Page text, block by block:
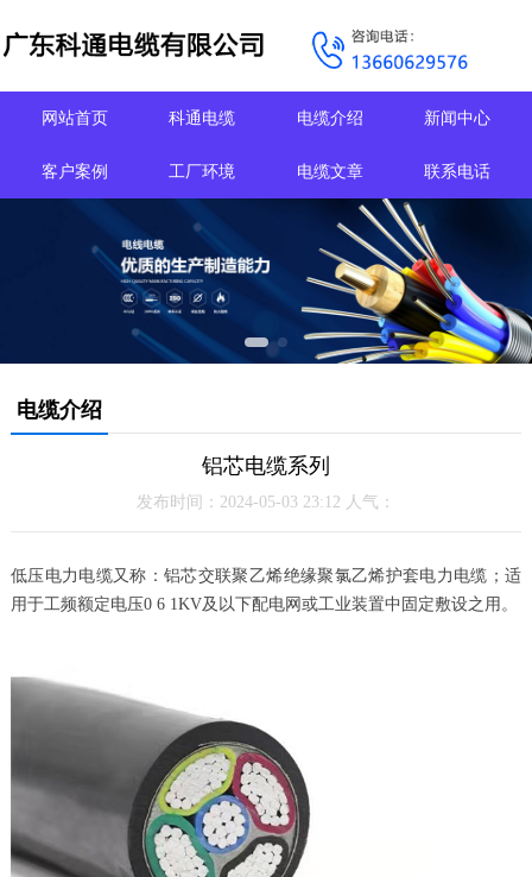
网站首页 科通电缆 电缆介绍 新闻中心
客户案例 工厂环境 电缆文章 联系电话
电缆介绍
铝芯电缆系列
发布时间：2024-05-03 23:12 人气：
低压电力电缆又称：铝芯交联聚乙烯绝缘聚氯乙烯护套电力电缆；适
用于工频额定电压0 6 1KV及以下配电网或工业装置中固定敷设之用。